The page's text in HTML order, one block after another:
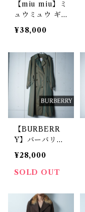
【miu miu】ミ
ュウミュウ ギ
ャザーポケット
Aラインウール
¥38,000
【BURBERR
Y】バーバリー
ベルト付トレン
チコート khak
i
¥28,000
SOLD OUT